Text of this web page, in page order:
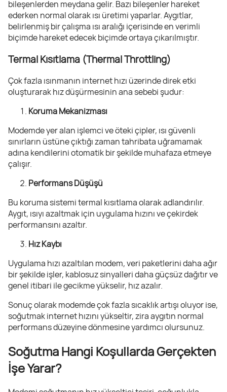
bileşenlerden meydana gelir. Bazı bileşenler hareket
ederken normal olarak ısı üretimi yaparlar. Aygıtlar,
belirlenmiş bir çalışma ısı aralığı içerisinde en verimli
biçimde hareket edecek biçimde ortaya çıkarılmıştır.
Termal Kısıtlama (Thermal Throttling)
Çok fazla ısınmanın internet hızı üzerinde direk etki
oluşturarak hız düşürmesinin ana sebebi şudur:
Koruma Mekanizması
Modemde yer alan işlemci ve öteki çipler, ısı güvenli
sınırların üstüne çıktığı zaman tahribata uğramamak
adına kendilerini otomatik bir şekilde muhafaza etmeye
çalışır.
Performans Düşüşü
Bu koruma sistemi termal kısıtlama olarak adlandırılır.
Aygıt, ısıyı azaltmak için uygulama hızını ve çekirdek
performansını azaltır.
Hız Kaybı
Uygulama hızı azaltılan modem, veri paketlerini daha ağır
bir şekilde işler, kablosuz sinyalleri daha güçsüz dağıtır ve
genel itibari ile gecikme yükselir, hız azalır.
Sonuç olarak modemde çok fazla sıcaklık artışı oluyor ise,
soğutmak internet hızını yükseltir, zira aygıtın normal
performans düzeyine dönmesine yardımcı olursunuz.
Soğutma Hangi Koşullarda Gerçekten
İşe Yarar?